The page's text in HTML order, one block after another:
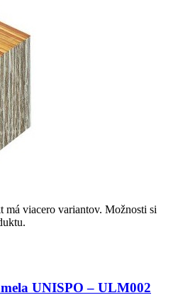
má viacero variantov. Možnosti si
UNISPO – ULM002